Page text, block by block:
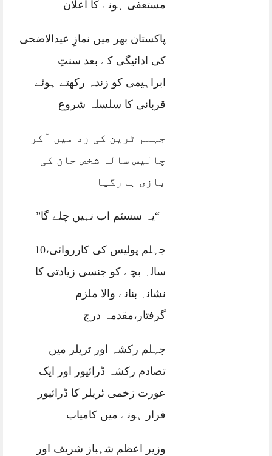
مستعفی ہونے کا اعلان
پاکستان بھر میں نمازِ عیدالاضحی
کی ادائیگی کے بعد سنتِ
ابراہیمی کو زندہ رکھتے ہوئے
قربانی کا سلسلہ شروع
جہلم ٹرین کی زد میں آکر
چالیس سالہ شخص جان کی
بازی ہارگیا
“یہ سسٹم اب نہیں چلے گا”
جہلم پولیس کی کارروائی،10
سالہ بچے کو جنسی زیادتی کا
نشانہ بنانے والا ملزم
گرفتار،مقدمہ درج
جہلم رکشہ اور ٹریلر میں
تصادم رکشہ ڈرائیور اور ایک
عورت زخمی ٹریلر کا ڈرائیور
فرار ہونے میں کامیاب
وزیر اعظم شہباز شریف اور